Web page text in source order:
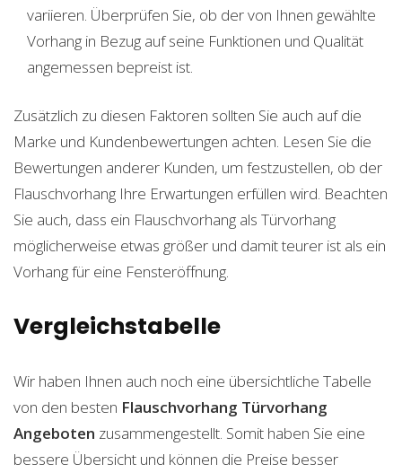
variieren. Überprüfen Sie, ob der von Ihnen gewählte
Vorhang in Bezug auf seine Funktionen und Qualität
angemessen bepreist ist.
Zusätzlich zu diesen Faktoren sollten Sie auch auf die
Marke und Kundenbewertungen achten. Lesen Sie die
Bewertungen anderer Kunden, um festzustellen, ob der
Flauschvorhang Ihre Erwartungen erfüllen wird. Beachten
Sie auch, dass ein Flauschvorhang als Türvorhang
möglicherweise etwas größer und damit teurer ist als ein
Vorhang für eine Fensteröffnung.
Vergleichstabelle
Wir haben Ihnen auch noch eine übersichtliche Tabelle
von den besten Flauschvorhang Türvorhang
Angeboten zusammengestellt. Somit haben Sie eine
bessere Übersicht und können die Preise besser